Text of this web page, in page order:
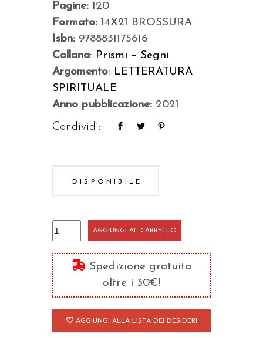
Pagine: 120
Formato: 14X21 BROSSURA
Isbn: 9788831175616
Collana: Prismi – Segni
Argomento: LETTERATURA
SPIRITUALE
Anno pubblicazione: 2021
Condividi:
DISPONIBILE
Dio
si
compromette
quantità
AGGIUNGI AL CARRELLO
Spedizione gratuita
oltre i 30€!
AGGIUNGI ALLA LISTA DEI DESIDERI